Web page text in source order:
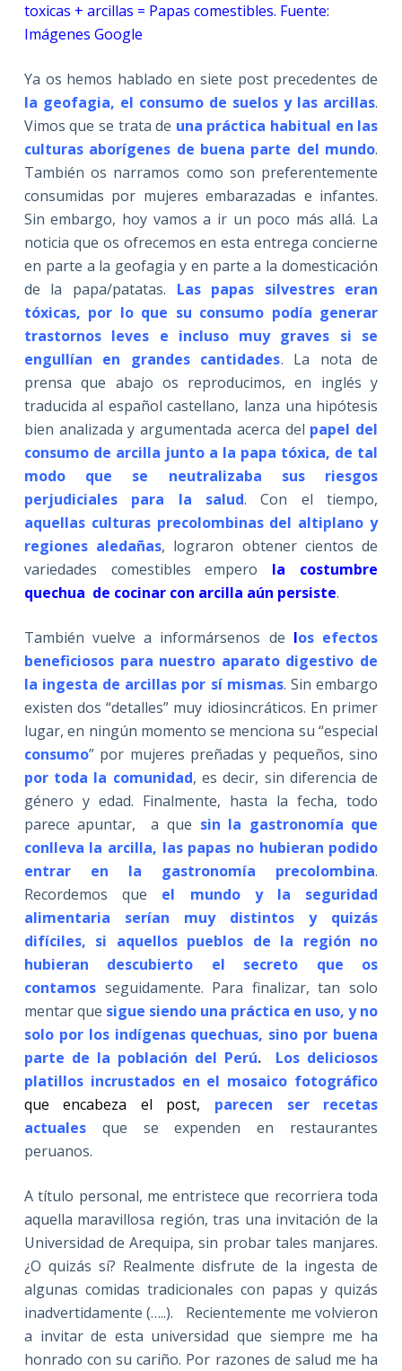
toxicas + arcillas = Papas comestibles. Fuente:
Imágenes Google
Ya os hemos hablado en siete post precedentes de
la geofagia, el consumo de suelos y las arcillas.
Vimos que se trata de una práctica habitual en las
culturas aborígenes de buena parte del mundo.
También os narramos como son preferentemente
consumidas por mujeres embarazadas e infantes.
Sin embargo, hoy vamos a ir un poco más allá. La
noticia que os ofrecemos en esta entrega concierne
en parte a la geofagia y en parte a la domesticación
de la papa/patatas. Las papas silvestres eran
tóxicas, por lo que su consumo podía generar
trastornos leves e incluso muy graves si se
engullían en grandes cantidades. La nota de
prensa que abajo os reproducimos, en inglés y
traducida al español castellano, lanza una hipótesis
bien analizada y argumentada acerca del papel del
consumo de arcilla junto a la papa tóxica, de tal
modo que se neutralizaba sus riesgos
perjudiciales para la salud. Con el tiempo,
aquellas culturas precolombinas del altiplano y
regiones aledañas, lograron obtener cientos de
variedades comestibles empero la costumbre
quechua de cocinar con arcilla aún persiste.
También vuelve a informársenos de los efectos
beneficiosos para nuestro aparato digestivo de
la ingesta de arcillas por sí mismas. Sin embargo
existen dos “detalles” muy idiosincráticos. En primer
lugar, en ningún momento se menciona su “especial
consumo” por mujeres preñadas y pequeños, sino
por toda la comunidad, es decir, sin diferencia de
género y edad. Finalmente, hasta la fecha, todo
parece apuntar, a que sin la gastronomía que
conlleva la arcilla, las papas no hubieran podido
entrar en la gastronomía precolombina.
Recordemos que el mundo y la seguridad
alimentaria serían muy distintos y quizás
difíciles, si aquellos pueblos de la región no
hubieran descubierto el secreto que os
contamosseguidamente. Para finalizar, tan solo
mentar que sigue siendo una práctica en uso, y no
solo por los indígenas quechuas, sino por buena
parte de la población del Perú.
Los deliciosos
platillos incrustados en el mosaico fotográfico
que encabeza el post,
parecen ser recetas
actuales
que se expenden en restaurantes
peruanos.
A título personal, me entristece que recorriera toda
aquella maravillosa región, tras una invitación de la
Universidad de Arequipa, sin probar tales manjares.
¿O quizás sí? Realmente disfrute de la ingesta de
algunas comidas tradicionales con papas y quizás
inadvertidamente (…..). Recientemente me volvieron
a invitar de esta universidad que siempre me ha
honrado con su cariño. Por razones de salud me ha